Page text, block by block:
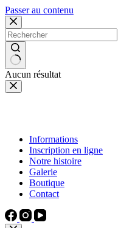
Passer au contenu
Aucun résultat
Informations
Inscription en ligne
Notre histoire
Galerie
Boutique
Contact